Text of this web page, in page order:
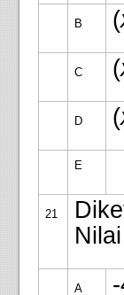
B (
C (
D (
E
21
A